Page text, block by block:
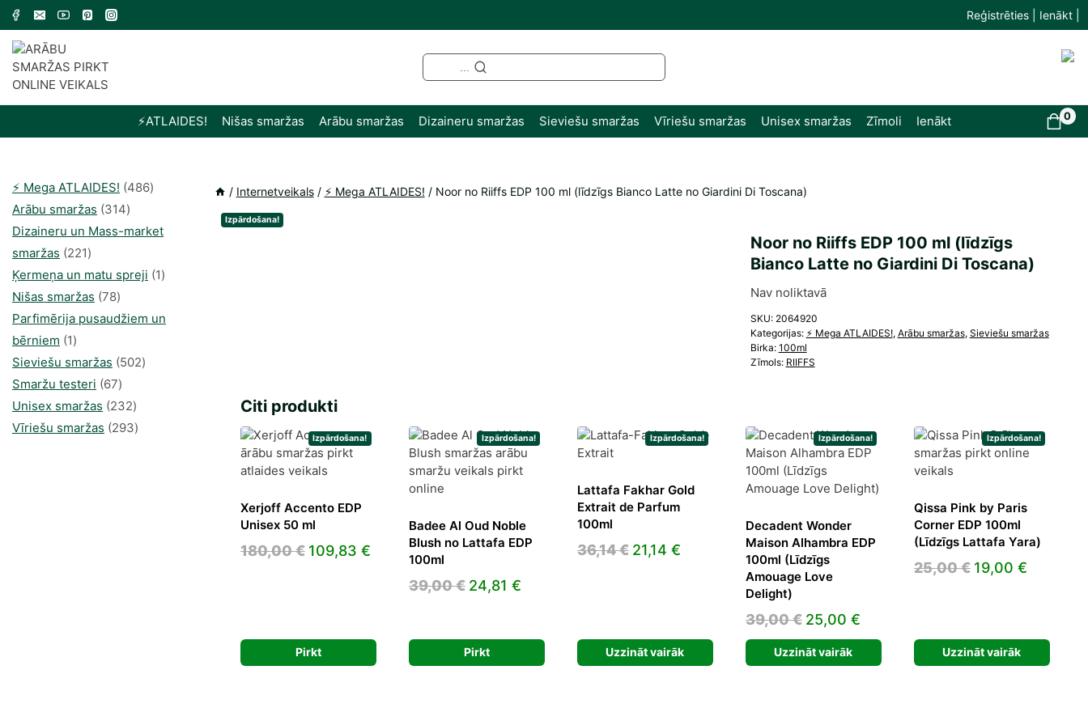
Skip
content
Reģistrēties | Ienākt |
⚡️ATLAIDES! Nišas smaržas Arābu smaržas Dizaineru smaržas Sieviešu smaržas Vīriešu smaržas Unisex smaržas Zīmoli Ienākt 0
/ Internetveikals / ⚡️ Mega ATLAIDES! / Noor no Riiffs EDP 100 ml (līdzīgs Bianco Latte no Giardini Di Toscana)
Izpārdošana!
Noor no Riiffs EDP 100 ml (līdzīgs
Bianco Latte no Giardini Di Toscana)
Nav noliktavā
SKU: 2064920
Kategorijas: ⚡️ Mega ATLAIDES!, Arābu smaržas, Sieviešu smaržas
Birka: 100ml
Zīmols: RIIFFS
Citi produkti
Izpārdošana!
Xerjoff Accento EDP
Unisex 50 ml
180,00€ Original
109,83 €Current
Pirkt
Izpārdošana!
Badee Al Oud Noble
Blush no Lattafa EDP
100ml
39,00€ Original
39,00 €.
24,81 €Current
Pirkt
Izpārdošana!
Lattafa Fakhar Gold
Extrait de Parfum
100ml
36,14€ Original
21,14 €Current
Uzzināt vairāk
Izpārdošana!
Decadent Wonder
Maison Alhambra EDP
100ml (Līdzīgs
Amouage Love
Delight)
39,00€ Original
price
was:
25,00 €Current
price
is:
Uzzināt vairāk
Izpārdošana!
Qissa Pink by Paris
Corner EDP 100ml
(Līdzīgs Lattafa Yara)
25,00€ Original
19,00 €Current
Uzzināt vairāk
⚡️ Mega ATLAIDES! 486486
Arābu smaržas 314314
produkti
Dizaineru un Mass-market
smaržas 221221
produkts
Ķermeņa un matu spreji 11
Nišas smaržas 7878
produkts
Parfimērija pusaudžiem un
bērniem 11
produkti
Sieviešu smaržas 502502
Smaržu testeri 6767
produkts
Unisex smaržas 232232
produkts
Vīriešu smaržas 293293